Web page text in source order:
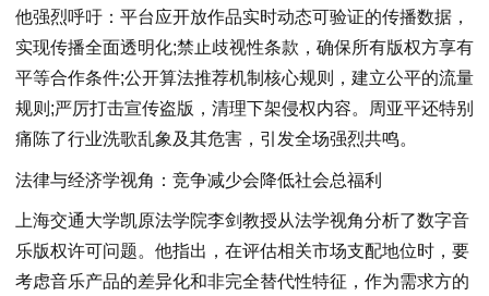
他强烈呼吁：平台应开放作品实时动态可验证的传播数据，
实现传播全面透明化;禁止歧视性条款，确保所有版权方享有
平等合作条件;公开算法推荐机制核心规则，建立公平的流量
规则;严厉打击宣传盗版，清理下架侵权内容。周亚平还特别
痛陈了行业洗歌乱象及其危害，引发全场强烈共鸣。
法律与经济学视角：竞争减少会降低社会总福利
上海交通大学凯原法学院李剑教授从法学视角分析了数字音
乐版权许可问题。他指出，在评估相关市场支配地位时，要
考虑音乐产品的差异化和非完全替代性特征，作为需求方的